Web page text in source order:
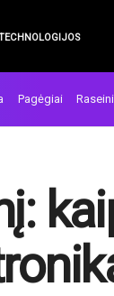
Pagėgiai